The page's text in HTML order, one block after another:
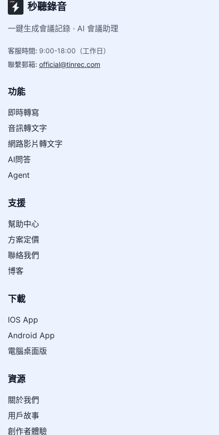
秒聽錄音
一鍵生成會議記錄 · AI 會議助理
客服時間: 9:00-18:00（工作日）
聯繫郵箱: official@tinrec.com
功能
即時轉寫
音訊轉文字
網路影片轉文字
AI問答
Agent
支援
幫助中心
方案定價
聯絡我們
博客
下載
IOS App
Android App
電腦桌面版
資源
關於我們
用戶故事
創作者體驗